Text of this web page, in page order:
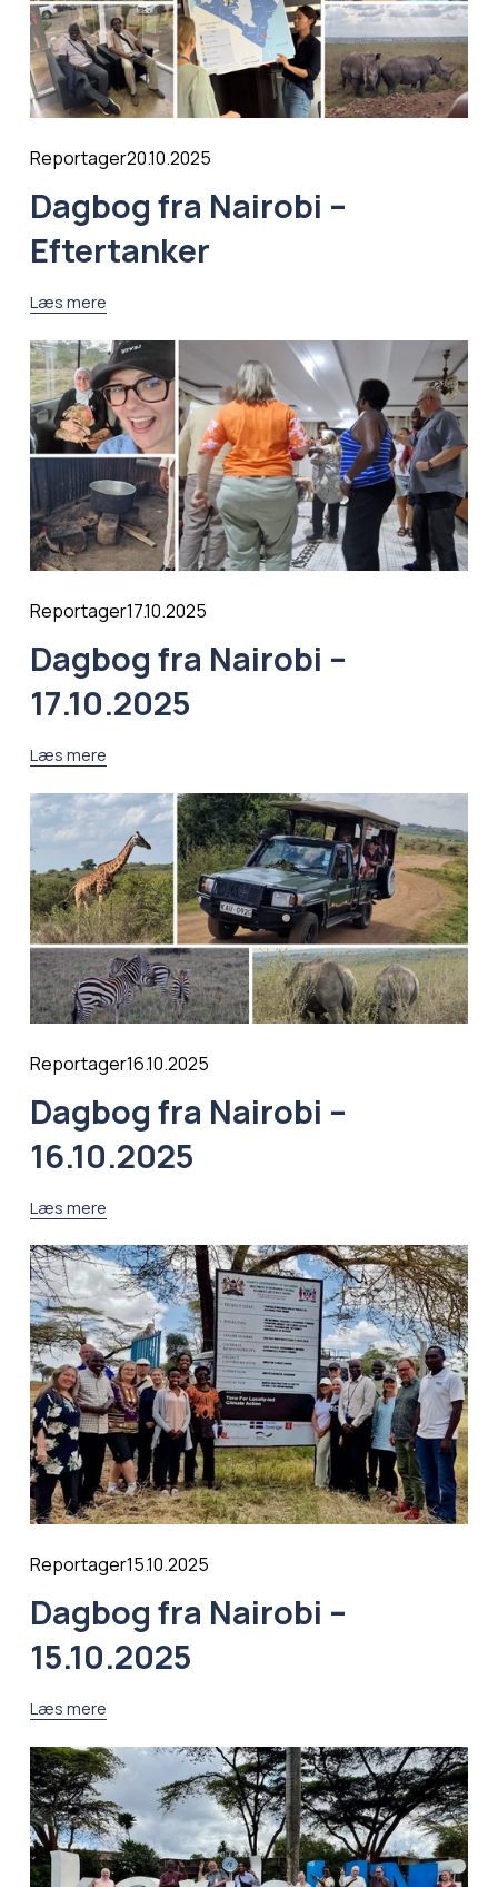
Reportager20.10.2025
Dagbog fra Nairobi –
Eftertanker
Læs mere
Reportager17.10.2025
Dagbog fra Nairobi –
17.10.2025
Læs mere
Reportager16.10.2025
Dagbog fra Nairobi –
16.10.2025
Læs mere
Reportager15.10.2025
Dagbog fra Nairobi –
15.10.2025
Læs mere